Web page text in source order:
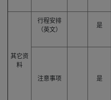
其它资
料
行程安排
（英文）
是
注意事项 是